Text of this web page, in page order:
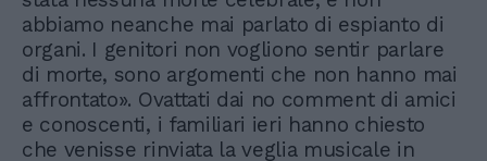
abbiamo neanche mai parlato di espianto di
organi. I genitori non vogliono sentir parlare
di morte, sono argomenti che non hanno mai
affrontato». Ovattati dai no comment di amici
e conoscenti, i familiari ieri hanno chiesto
che venisse rinviata la veglia musicale in